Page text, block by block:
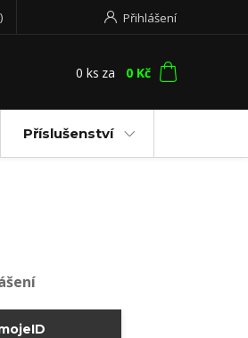
Přihlášení
0 ks za 0 Kč
Příslušenství